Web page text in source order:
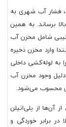
فشار آب شهری به
برساند. به همین
شامل مخزن آب
وارد مخزن ذخیره
لوله‌کشی داخلی
وجود مخزن آب
محسوب می‌شود.
آن‌ها از پلی‌اتیلن
برابر خوردگی و